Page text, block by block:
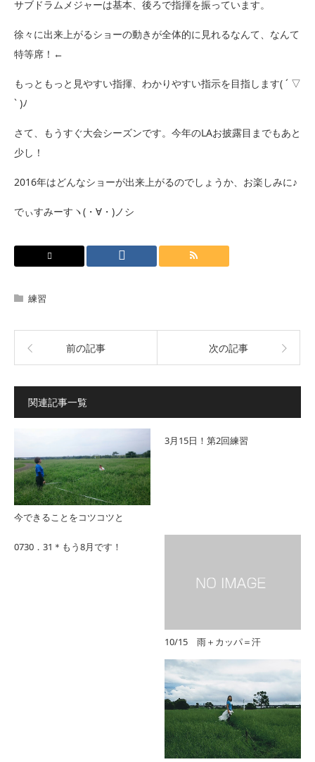
サブドラムメジャーは基本、後ろで指揮を振っています。
徐々に出来上がるショーの動きが全体的に見れるなんて、なんて
特等席！←
もっともっと見やすい指揮、わかりやすい指示を目指します( ´ ▽
` )ﾉ
さて、もうすぐ大会シーズンです。今年のLAお披露目までもあと
少し！
2016年はどんなショーが出来上がるのでしょうか、お楽しみに♪
でぃすみーすヽ(・∀・)ノシ
練習
前の記事 次の記事
関連記事一覧
今できることをコツコツと
3月15日！第2回練習
0730．31＊もう8月です！
10/15 雨＋カッパ＝汗